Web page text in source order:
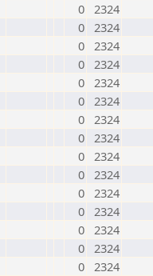
0 2324
0 2324
0 2324
0 2324
0 2324
0 2324
0 2324
0 2324
0 2324
0 2324
0 2324
0 2324
0 2324
0 2324
0 2324